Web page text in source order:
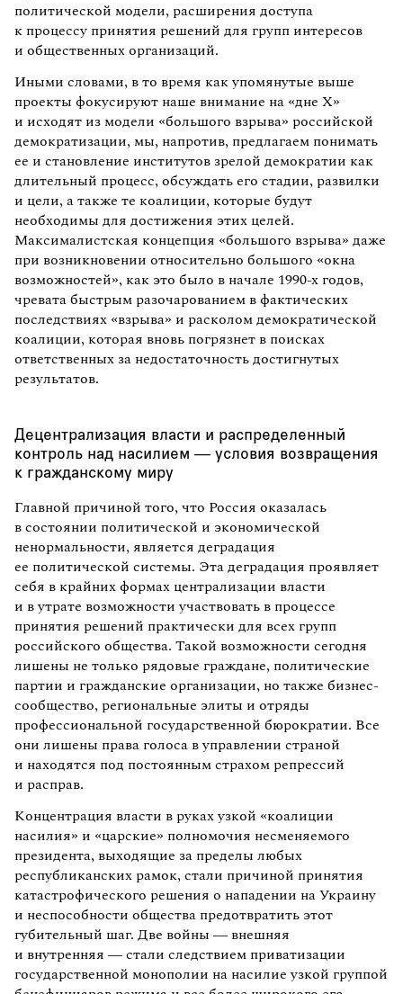
политической модели, расширения доступа
к процессу принятия решений для групп интересов
и общественных организаций.
Иными словами, в то время как упомянутые выше
проекты фокусируют наше внимание на «дне Х»
и исходят из модели «большого взрыва» российской
демократизации, мы, напротив, предлагаем понимать
ее и становление институтов зрелой демократии как
длительный процесс, обсуждать его стадии, развилки
и цели, а также те коалиции, которые будут
необходимы для достижения этих целей.
Максималистская концепция «большого взрыва» даже
при возникновении относительно большого «окна
возможностей», как это было в начале 1990-х годов,
чревата быстрым разочарованием в фактических
последствиях «взрыва» и расколом демократической
коалиции, которая вновь погрязнет в поисках
ответственных за недостаточность достигнутых
результатов.
Децентрализация власти и распределенный
контроль над насилием — условия возвращения
к гражданскому миру
Главной причиной того, что Россия оказалась
в состоянии политической и экономической
ненормальности, является деградация
ее политической системы. Эта деградация проявляет
себя в крайних формах централизации власти
и в утрате возможности участвовать в процессе
принятия решений практически для всех групп
российского общества. Такой возможности сегодня
лишены не только рядовые граждане, политические
партии и гражданские организации, но также бизнес-
сообщество, региональные элиты и отряды
профессиональной государственной бюрократии. Все
они лишены права голоса в управлении страной
и находятся под постоянным страхом репрессий
и расправ.
Концентрация власти в руках узкой «коалиции
насилия» и «царские» полномочия несменяемого
президента, выходящие за пределы любых
республиканских рамок, стали причиной принятия
катастрофического решения о нападении на Украину
и неспособности общества предотвратить этот
губительный шаг. Две войны — внешняя
и внутренняя — стали следствием приватизации
государственной монополии на насилие узкой группой